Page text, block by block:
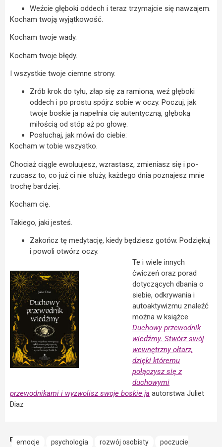
Weźcie głęboki oddech i teraz trzymajcie się nawzajem.
Kocham twoją wyjątkowość.
Kocham twoje wady.
Kocham twoje błędy.
I wszystkie twoje ciemne strony.
Zrób krok do tyłu, złap się za ramiona, weź głęboki
oddech i po prostu spójrz sobie w oczy. Poczuj, jak
twoje boskie ja napełnia cię autentyczną, głęboką
miłością od stóp aż po głowę.
Posłuchaj, jak mówi do ciebie:
Kocham w tobie wszystko.
Chociaż ciągle ewoluujesz, wzrastasz, zmieniasz się i po-
rzucasz to, co już ci nie służy, każdego dnia poznajesz mnie
trochę bardziej.
Kocham cię.
Takiego, jaki jesteś.
Zakończ tę medytację, kiedy będziesz gotów. Podziękuj
i powoli otwórz oczy.
Te i wiele innych
ćwiczeń oraz porad
dotyczących dbania o
siebie, odkrywania i
autoaktywizmu znaleźć
można w książce
Duchowy przewodnik
wiedźmy. Stwórz swój
wewnętrzny ołtarz,
dzięki któremu
połączysz się z
duchowymi
przewodnikami i wyzwolisz swoje boskie ja autorstwa Juliet
Diaz
emocje psychologia rozwój osobisty
poczucie